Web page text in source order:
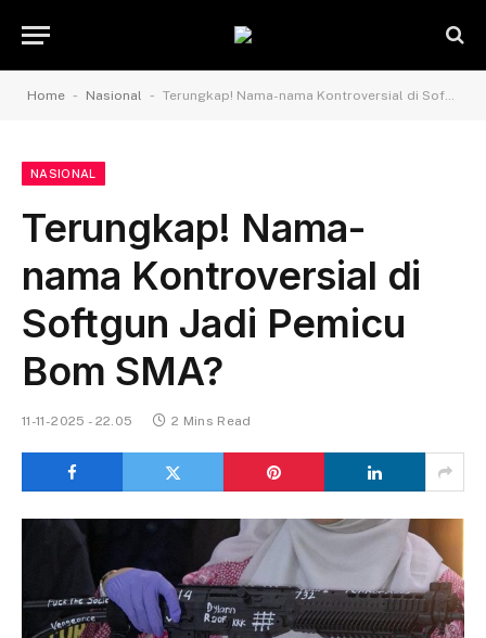
Home - Nasional - Terungkap! Nama-nama Kontroversial di Softgun Jadi Pemicu Bom SMA?
NASIONAL
Terungkap! Nama-
nama Kontroversial di
Softgun Jadi Pemicu
Bom SMA?
11-11-2025 - 22.05 2 Mins Read